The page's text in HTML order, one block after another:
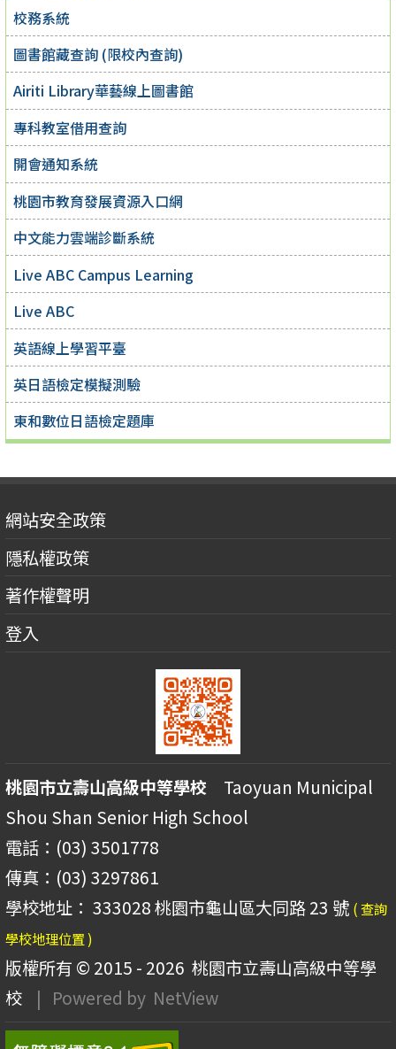
校務系統
圖書館藏查詢 (限校內查詢)
Airiti Library華藝線上圖書館
專科教室借用查詢
開會通知系統
桃園市教育發展資源入口網
中文能力雲端診斷系統
Live ABC Campus Learning
Live ABC
英語線上學習平臺
英日語檢定模擬測驗
東和數位日語檢定題庫
網站安全政策
隱私權政策
著作權聲明
登入
桃園市立壽山高級中等學校 Taoyuan Municipal
Shou Shan Senior High School
電話：(03) 3501778
傳真：(03) 3297861
學校地址： 333028 桃園市龜山區大同路 23 號 ( 查詢
學校地理位置 )
版權所有 © 2015 - 2026 桃園市立壽山高級中等學
校
| Powered by NetView